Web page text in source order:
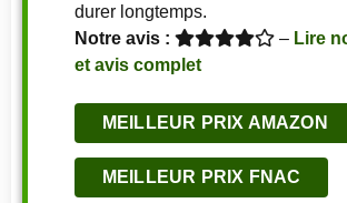
durer longtemps.
Notre avis :
– Lire
et avis complet
MEILLEUR PRIX AMAZON
MEILLEUR PRIX FNAC